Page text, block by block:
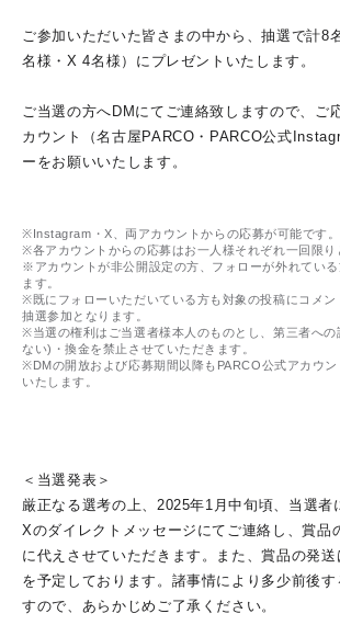
ご参加いただいた皆さまの中から、抽選で計8
名様・X 4名様）にプレゼントいたします。
ご当選の方へDMにてご連絡致しますので、ご
カウント（名古屋PARCO・PARCO公式
ーをお願いいたします。
※Instagram・X、両アカウントからの応募が可能です。
※各アカウントからの応募はお一人様それぞれ一回限り
※アカウントが非公開設定の方、フォローが外れてい
ます。
※既にフォローいただいている方も対象の投稿にコメン
抽選参加となります。
※当選の権利はご当選者様本人のものとし、第三者へ
ない)・換金を禁止させていただきます。
※DMの開放および応募期間以降もPARCO公式アカウ
いたします。
＜当選発表＞
厳正なる選考の上、2025年1月中旬頃、当選者
Xのダイレクトメッセージにてご連絡し、賞品
に代えさせていただきます。また、賞品の発
を予定しております。諸事情により多少前後す
すので、あらかじめご了承ください。